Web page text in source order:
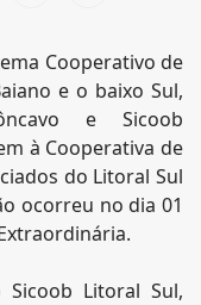
Cooperativo de
e o baixo Sul,
e Sicoob
à Cooperativa de
do Litoral Sul
ocorreu no dia 01
Litoral Sul,